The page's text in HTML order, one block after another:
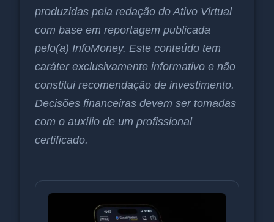
produzidas pela redação do Ativo Virtual
com base em reportagem publicada
pelo(a) InfoMoney. Este conteúdo tem
caráter exclusivamente informativo e não
constitui recomendação de investimento.
Decisões financeiras devem ser tomadas
com o auxílio de um profissional
certificado.